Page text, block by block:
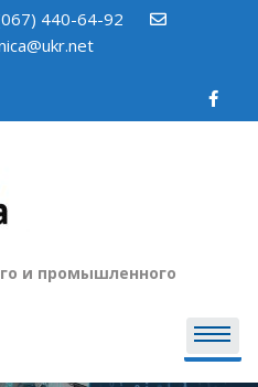
440-64-92
и промышленного